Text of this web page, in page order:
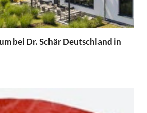
bei Dr. Schär Deutschland in